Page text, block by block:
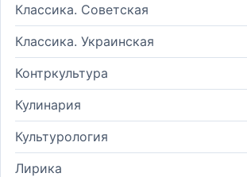
Классика. Советская
Классика. Украинская
Контркультура
Кулинария
Культурология
Лирика